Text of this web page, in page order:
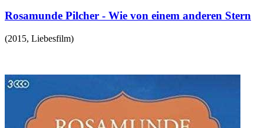
Rosamunde Pilcher - Wie von einem anderen Stern
(2015, Liebesfilm)